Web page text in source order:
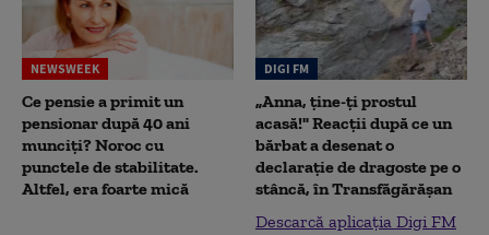
NEWSWEEK
Ce pensie a primit un
pensionar după 40 ani
munciți? Noroc cu
punctele de stabilitate.
Altfel, era foarte mică
DIGI FM
„Anna, ţine-ţi prostul
acasă!" Reacţii după ce un
bărbat a desenat o
declaraţie de dragoste pe o
stâncă, în Transfăgărăşan
Descarcă aplicația Digi FM